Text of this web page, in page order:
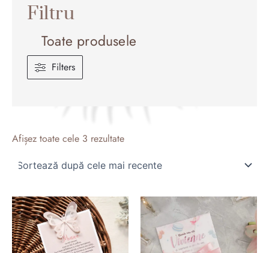
Filtru
Toate produsele
Filters
Afișez toate cele 3 rezultatedupă
recente